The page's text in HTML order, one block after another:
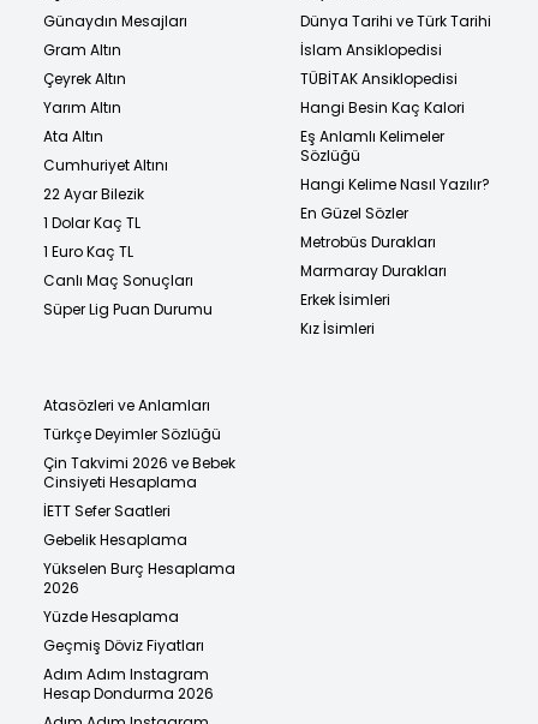
Günaydın Mesajları
Gram Altın
Çeyrek Altın
Yarım Altın
Ata Altın
Cumhuriyet Altını
22 Ayar Bilezik
1 Dolar Kaç TL
1 Euro Kaç TL
Canlı Maç Sonuçları
Süper Lig Puan Durumu
Dünya Tarihi ve Türk Tarihi
İslam Ansiklopedisi
TÜBİTAK Ansiklopedisi
Hangi Besin Kaç Kalori
Eş Anlamlı Kelimeler
Sözlüğü
Hangi Kelime Nasıl Yazılır?
En Güzel Sözler
Metrobüs Durakları
Marmaray Durakları
Erkek İsimleri
Kız İsimleri
Atasözleri ve Anlamları
Türkçe Deyimler Sözlüğü
Çin Takvimi 2026 ve Bebek
Cinsiyeti Hesaplama
İETT Sefer Saatleri
Gebelik Hesaplama
Yükselen Burç Hesaplama
2026
Yüzde Hesaplama
Geçmiş Döviz Fiyatları
Adım Adım Instagram
Hesap Dondurma 2026